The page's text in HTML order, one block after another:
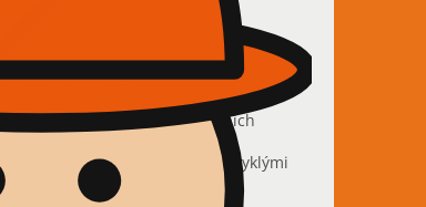
těchto faktorech:
závislá na tepelně izolačních
číslo, tím nižší spotřeba
projektant počítal např. s obvyklými